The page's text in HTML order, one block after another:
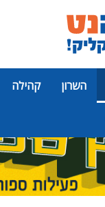
השרון קהילה